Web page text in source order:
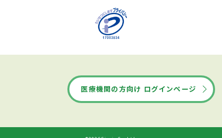
医療機関の方向け ログインページ